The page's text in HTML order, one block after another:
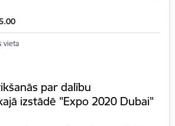
vieta
par dalību
izstādē "Expo 2020 Dubai"